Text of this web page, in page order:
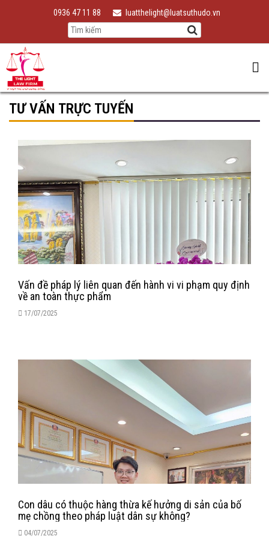
0936 47 11 88 luatthelight@luatsuthudo.vn
TƯ VẤN TRỰC TUYẾN
Vấn đề pháp lý liên quan đến hành vi vi phạm quy định
về an toàn thực phẩm
17/07/2025
Con dâu có thuộc hàng thừa kế hưởng di sản của bố
mẹ chồng theo pháp luật dân sự không?
04/07/2025